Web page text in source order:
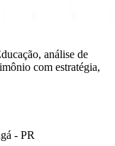
análise de
com estratégia,
- PR